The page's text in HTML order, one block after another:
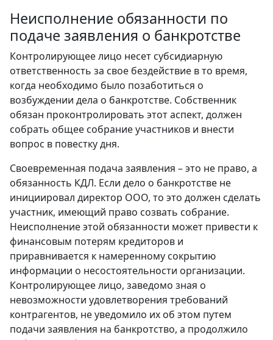
Неисполнение обязанности по
подаче заявления о банкротстве
Контролирующее лицо несет субсидиарную
ответственность за свое бездействие в то время,
когда необходимо было позаботиться о
возбуждении дела о банкротстве. Собственник
обязан проконтролировать этот аспект, должен
собрать общее собрание участников и внести
вопрос в повестку дня.
Своевременная подача заявления – это не право, а
обязанность КДЛ. Если дело о банкротстве не
инициировал директор ООО, то это должен сделать
участник, имеющий право созвать собрание.
Неисполнение этой обязанности может привести к
финансовым потерям кредиторов и
приравнивается к намеренному сокрытию
информации о несостоятельности организации.
Контролирующее лицо, заведомо зная о
невозможности удовлетворения требований
контрагентов, не уведомило их об этом путем
подачи заявления на банкротство, а продолжило